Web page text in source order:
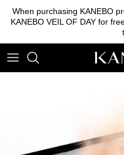
When purchasing KANEBO
KANEBO VEIL OF DAY for
Cleansing
Foundation
Eyebrow